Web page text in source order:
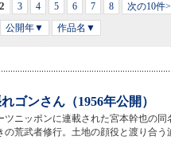
2 3 4 5 6 7 8
次の10件>
公開年▼ 作品名▼
ゴンさん（1956年公開）
ツニッポンに連載された宮本幹也の
の荒武者修行。土地の顔役と渡り合